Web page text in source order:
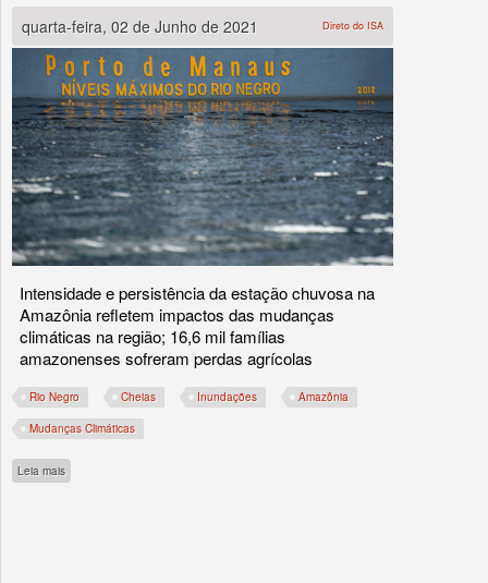
quarta-feira, 02 de Junho de 2021
Direto do ISA
Intensidade e persistência da estação chuvosa na
Amazônia refletem impactos das mudanças
climáticas na região; 16,6 mil famílias
amazonenses sofreram perdas agrícolas
Rio Negro Cheias Inundações Amazônia
Mudanças Climáticas
Leia mais